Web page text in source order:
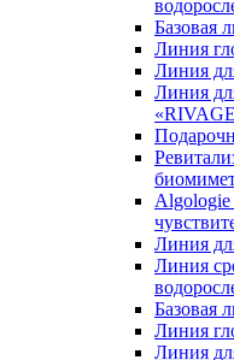
Базовая
Линия
Линия
Линия
Algologie
Линия
Линия
Базовая
Линия
Линия